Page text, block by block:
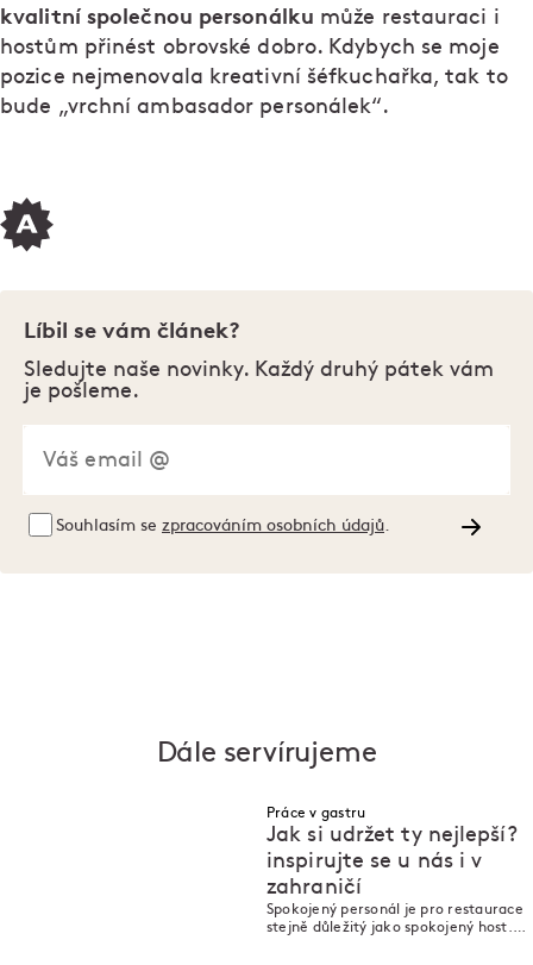
kvalitní společnou personálku může restauraci i
hostům přinést obrovské dobro. Kdybych se moje
pozice nejmenovala kreativní šéfkuchařka, tak to
bude „vrchní ambasador personálek“.
Líbil se vám článek?
Sledujte naše novinky. Každý druhý pátek vám
je pošleme.
Souhlasím se zpracováním osobních údajů
Dále servírujeme
Práce v gastru
Jak si udržet ty nejlepší?
inspirujte se u nás i v
zahraničí
Spokojený personál je pro restaurace
stejně důležitý jako spokojený host.